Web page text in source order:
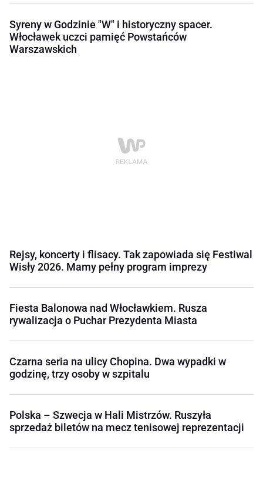
Syreny w Godzinie "W" i historyczny spacer.
Włocławek uczci pamięć Powstańców
Warszawskich
Rejsy, koncerty i flisacy. Tak zapowiada się Festiwal
Wisły 2026. Mamy pełny program imprezy
Fiesta Balonowa nad Włocławkiem. Rusza
rywalizacja o Puchar Prezydenta Miasta
Czarna seria na ulicy Chopina. Dwa wypadki w
godzinę, trzy osoby w szpitalu
Polska – Szwecja w Hali Mistrzów. Ruszyła
sprzedaż biletów na mecz tenisowej reprezentacji